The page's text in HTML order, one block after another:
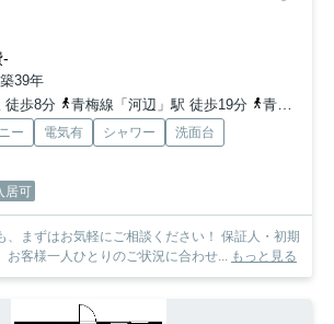
-
39年
徒歩8分
青梅線「河辺」駅 徒歩19分 青梅線「東青梅」駅 車9分
ー 電気有 シャワー
洗面台
居可
はお気軽にご相談ください！ 保証人・初期
お客様一人ひとりのご状況に合わせ... もっと見る